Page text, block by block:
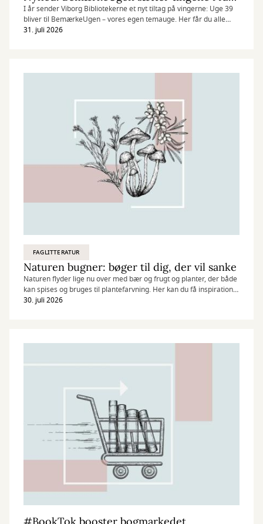
I år sender Viborg Bibliotekerne et nyt tiltag på vingerne: Uge 39
bliver til BemærkeUgen – vores egen temauge. Her får du alle
tiders chance for at få ny viden, inspiration og stof til eftertanke på
31. juli 2026
FAGLITTERATUR
Naturen bugner: bøger til dig, der vil sanke
Naturen flyder lige nu over med bær og frugt og planter, der både
kan spises og bruges til plantefarvning. Her kan du få inspiration
til, hvad du kan samle i sensommeren.
30. juli 2026